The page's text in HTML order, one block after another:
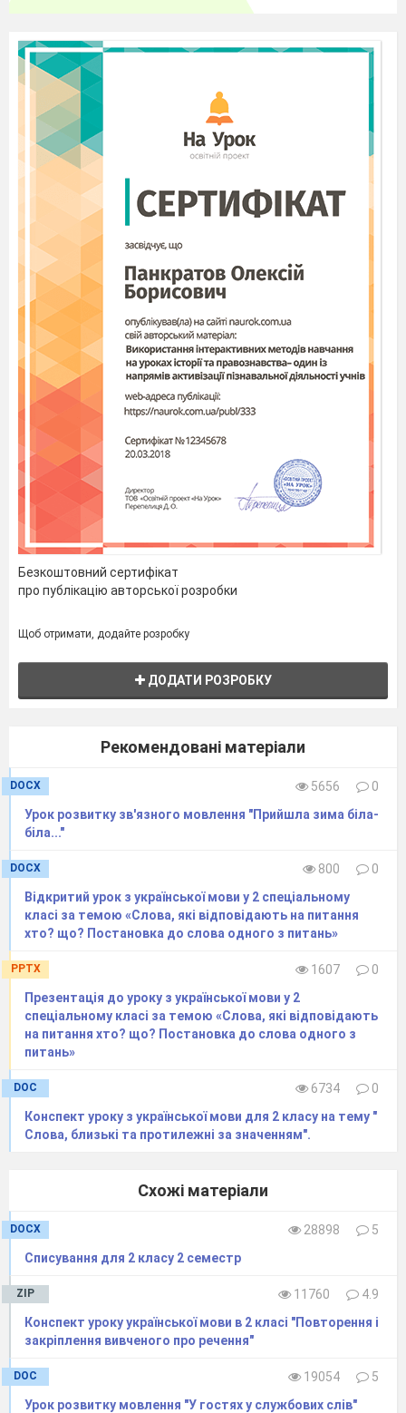
речення. Зробити звуковий розбір слова «
VІІІ. Гра «побудуй так само»: вчитель будує із
цеглинок різні комбінації, показує дітям три
секунди, діти відтворюють по пам’яті
побачене.
ІХ. Рефлексія. Вправа «мікрофон
роботи на уроці сподобався найбільше? Який у
вас зараз настрій ? – покажіть цеглинку.
Підготувала Шаповалова О.О.
Безкоштовний сертифікат
про публікацію авторської розробки
Щоб отримати, додайте розробку
ДОДАТИ РОЗРОБКУ
Рекомендовані матеріали
DOCX 5656
0
Урок розвитку зв'язного мовлення "Прийшла зима біла-
біла..."
DOCX 800
0
Відкритий урок з української мови у 2 спеціальному
класі за темою «Слова, які відповідають на питання
хто? що? Постановка до слова одного з питань»
PPTX 1607
0
Презентація до уроку з української мови у 2
спеціальному класі за темою «Слова, які відповідають
на питання хто? що? Постановка до слова одного з
питань»
DOC 6734
0
Конспект уроку з української мови для 2 класу на тему "
Слова, близькі та протилежні за значенням".
Схожі матеріали
DOCX 28898
5
Списування для 2 класу 2 семестр
ZIP 11760
4.9
Конспект уроку української мови в 2 класі "Повторення і
закріплення вивченого про речення"
DOC 19054
5
Урок розвитку мовлення "У гостях у службових слів"